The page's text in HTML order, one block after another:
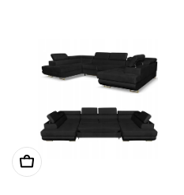
Dodaj do koszyka